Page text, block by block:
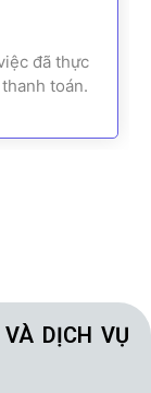
đã thực
toán.
DỊCH VỤ